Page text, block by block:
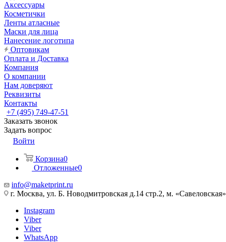
Аксессуары
Косметички
Ленты атласные
Маски для лица
Нанесение логотипа
Оптовикам
Оплата и Доставка
Компания
О компании
Нам доверяют
Реквизиты
Контакты
+7 (495) 749-47-51
Заказать звонок
Задать вопрос
Войти
Корзина0
Отложенные0
info@maketprint.ru
г. Москва, ул. Б. Новодмитровская д.14 стр.2, м. «Савеловская»
Instagram
Viber
Viber
WhatsApp